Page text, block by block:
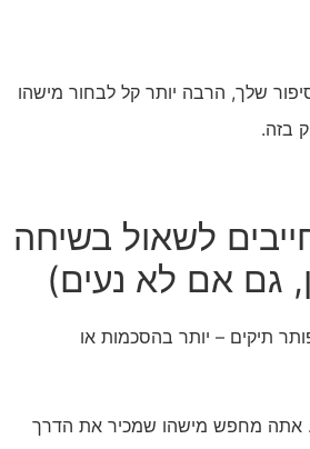
שלך, הרבה יותר קל לבחור מישהו
בזה.
לשאול בשיחה
גם אם לא נעים)
תיקים – יותר בהסכמות או
אתה מחפש מישהו שמכיר את הדרך